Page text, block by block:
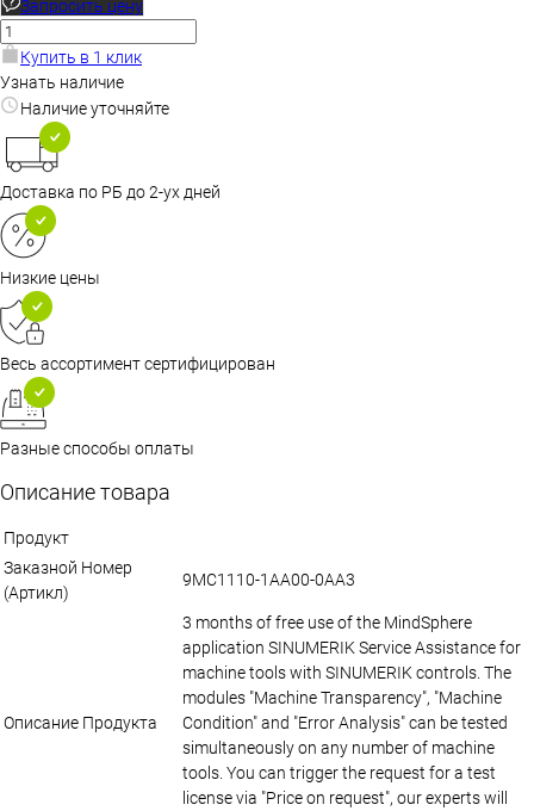
Запросить цену
Купить в 1 клик
Узнать наличие
Наличие уточняйте
Доставка по РБ до 2-ух дней
Низкие цены
Весь ассортимент сертифицирован
Разные способы оплаты
Описание товара
Продукт
Заказной Номер
(Артикл)
9MC1110-1AA00-0AA3
Описание Продукта
3 months of free use of the MindSphere
application SINUMERIK Service Assistance for
machine tools with SINUMERIK controls. The
modules "Machine Transparency", "Machine
Condition" and "Error Analysis" can be tested
simultaneously on any number of machine
tools. You can trigger the request for a test
license via "Price on request", our experts will